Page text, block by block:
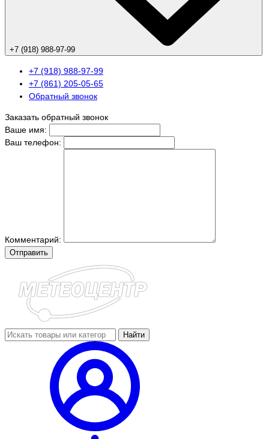
+7 (918) 988-97-99
+7 (918) 988-97-99
+7 (861) 205-05-65
Обратный звонок
Заказать обратный звонок
Ваше имя:
Ваш телефон:
Комментарий:
Отправить
Найти